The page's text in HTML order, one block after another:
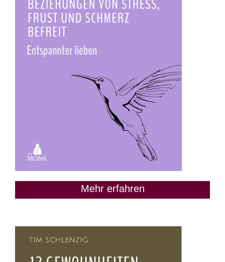
Mehr erfahren